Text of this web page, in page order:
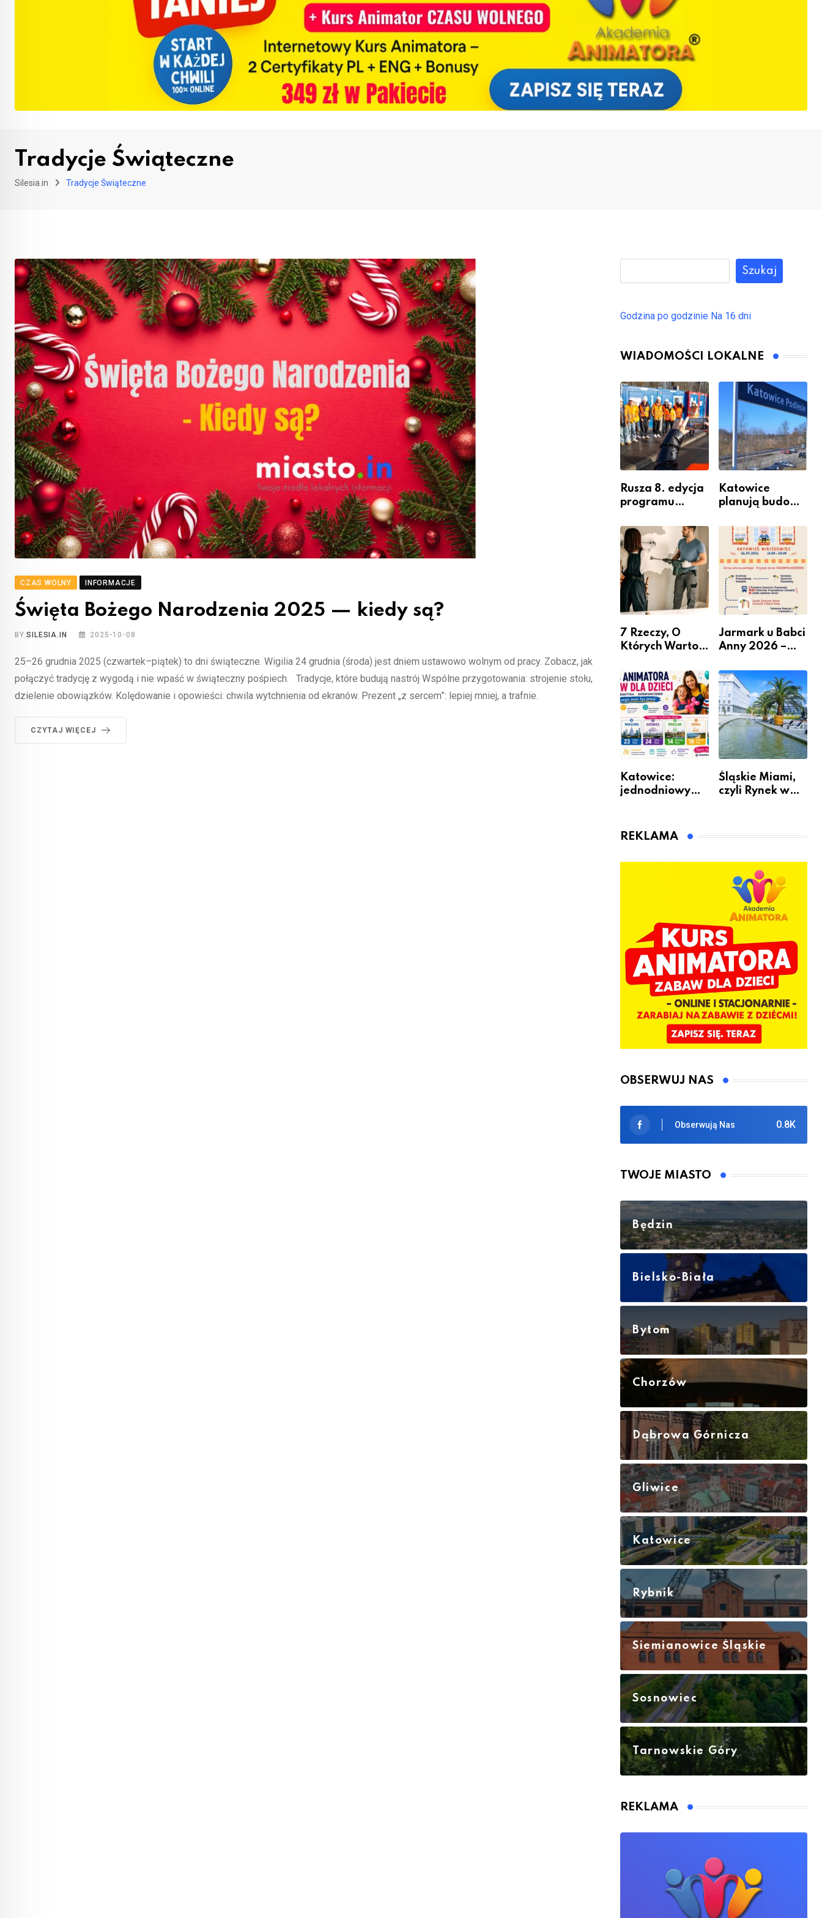
Tradycje Świąteczne
Silesia.in Tradycje Świąteczne
CZAS WOLNY INFORMACJE
Święta Bożego Narodzenia 2025 — kiedy są?
BYSILESIA.IN 2025-10-08
25–26 grudnia 2025 (czwartek–piątek) to dni świąteczne. Wigilia 24 grudnia (środa) jest dniem ustawowo wolnym od pracy. Zobacz, jak
połączyć tradycję z wygodą i nie wpaść w świąteczny pośpiech. Tradycje, które budują nastrój Wspólne przygotowania: strojenie stołu,
dzielenie obowiązków. Kolędowanie i opowieści: chwila wytchnienia od ekranów. Prezent „z sercem”: lepiej mniej, a trafnie.
CZYTAJ WIĘCEJ
Szukaj
Godzina po godzinie Na 16 dni
WIADOMOŚCI LOKALNE
Rusza 8. edycja
programu
Miastem
Fachowców” –
nabór dla
przedsiębiorców
Katowice
planują budowę
przesiadkoweg
o w Podlesiu
7 Rzeczy, O
Których Warto
Remontem
Mieszkania
Jarmark u Babci
Anny 2026 –
Katowice:
jednodniowy
animatora
Śląskie Miami,
czyli Rynek w
REKLAMA
OBSERWUJ NAS
0.8K
Obserwują Nas
TWOJE MIASTO
Będzin
Bielsko-Biała
Bytom
Chorzów
Dąbrowa Górnicza
Gliwice
Katowice
Rybnik
Siemianowice Śląskie
Sosnowiec
Tarnowskie Góry
REKLAMA